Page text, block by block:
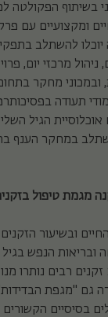
בשיתוף הפקולטה
ומקצועיים עם
להשתלב
ניהול מרכזי יום,
ובמכוני מחקר
תעודה
הגיל
במחקר הענף
מגמת טיפול
ובשיעור
ובריאות הנפש בגיל
רבים נותרו
גם "מגפת
בסיסיים הקשורים